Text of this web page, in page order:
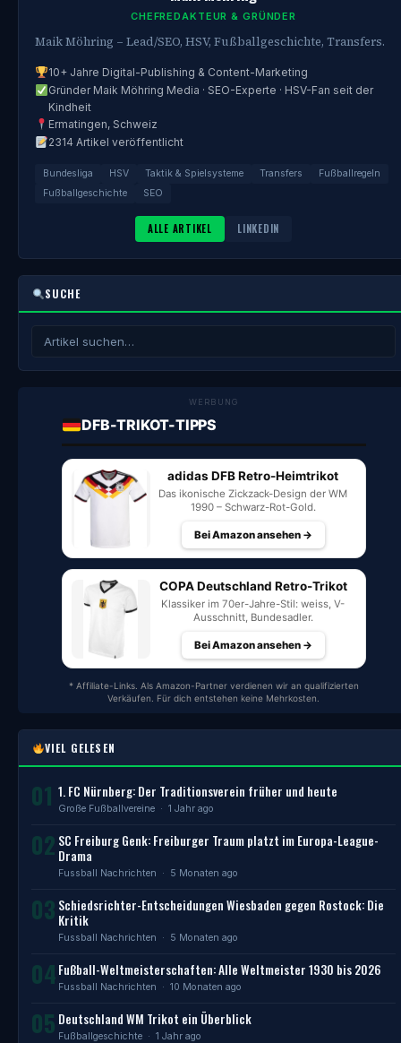
CHEFREDAKTEUR & GRÜNDER
Maik Möhring – Lead/SEO, HSV, Fußballgeschichte, Transfers.
10+ Jahre Digital-Publishing & Content-Marketing
Gründer Maik Möhring Media · SEO-Experte · HSV-Fan seit der
Kindheit
Ermatingen, Schweiz
2314 Artikel veröffentlicht
Bundesliga HSV Taktik & Spielsysteme Transfers
Fußballregeln
Fußballgeschichte
SEO
ALLE ARTIKEL LINKEDIN
SUCHE
WERBUNG
DFB-TRIKOT-TIPPS
adidas DFB Retro-Heimtrikot
Das ikonische Zickzack-Design der WM
1990 – Schwarz-Rot-Gold.
Bei Amazon ansehen →
COPA Deutschland Retro-Trikot
Klassiker im 70er-Jahre-Stil: weiss, V-
Ausschnitt, Bundesadler.
Bei Amazon ansehen →
* Affiliate-Links. Als Amazon-Partner verdienen wir an qualifizierten
Verkäufen. Für dich entstehen keine Mehrkosten.
VIEL GELESEN
01 1. FC Nürnberg: Der Traditionsverein früher und heute
Große Fußballvereine · 1 Jahr ago
02 SC Freiburg Genk: Freiburger Traum platzt im Europa-League-
Drama
Fussball Nachrichten · 5 Monaten ago
03 Schiedsrichter-Entscheidungen Wiesbaden gegen Rostock: Die
Kritik
Fussball Nachrichten · 5 Monaten ago
04 Fußball-Weltmeisterschaften: Alle Weltmeister 1930 bis 2026
Fussball Nachrichten · 10 Monaten ago
05 Deutschland WM Trikot ein Überblick
Fußballgeschichte · 1 Jahr ago